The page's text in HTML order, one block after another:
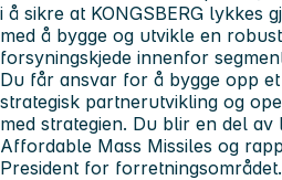
i å sikre at KONGSBERG lykkes
med å bygge og utvikle en
forsyningskjede innenfor
Du får ansvar for å bygge opp
strategisk partnerutvikling og
med strategien. Du blir en del av
Affordable Mass Missiles og
President for forretningsområdet.